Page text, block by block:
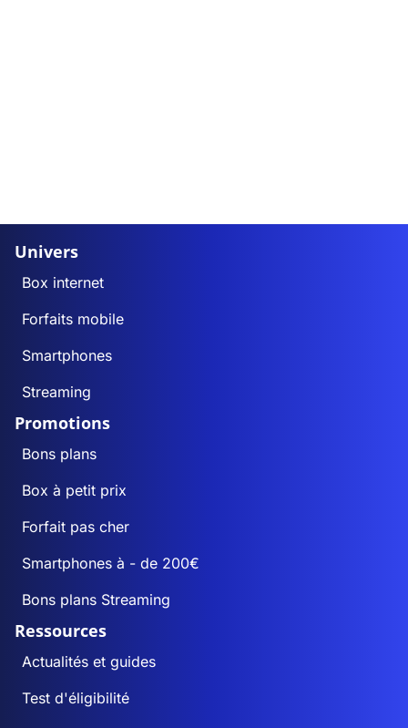
Univers
Box internet
Forfaits mobile
Smartphones
Streaming
Promotions
Bons plans
Box à petit prix
Forfait pas cher
Smartphones à - de 200€
Bons plans Streaming
Ressources
Actualités et guides
Test d'éligibilité